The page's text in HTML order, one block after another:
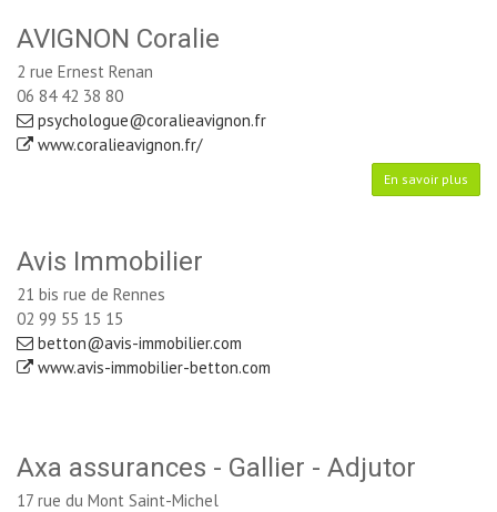
AVIGNON Coralie
2 rue Ernest Renan
06 84 42 38 80
psychologue@coralieavignon.fr
www.coralieavignon.fr/
En savoir plus
Avis Immobilier
21 bis rue de Rennes
02 99 55 15 15
betton@avis-immobilier.com
www.avis-immobilier-betton.com
Axa assurances - Gallier - Adjutor
17 rue du Mont Saint-Michel